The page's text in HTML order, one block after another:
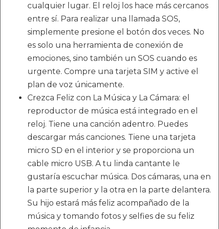
cualquier lugar. El reloj los hace más cercanos
entre sí. Para realizar una llamada SOS,
simplemente presione el botón dos veces. No
es solo una herramienta de conexión de
emociones, sino también un SOS cuando es
urgente. Compre una tarjeta SIM y active el
plan de voz únicamente.
Crezca Feliz con La Música y La Cámara: el
reproductor de música está integrado en el
reloj. Tiene una canción adentro. Puedes
descargar más canciones. Tiene una tarjeta
micro SD en el interior y se proporciona un
cable micro USB. A tu linda cantante le
gustaría escuchar música. Dos cámaras, una en
la parte superior y la otra en la parte delantera.
Su hijo estará más feliz acompañado de la
música y tomando fotos y selfies de su feliz